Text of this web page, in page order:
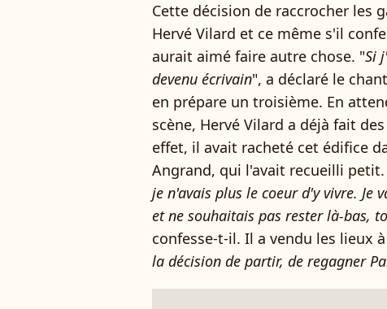
Cette décision de raccrocher les
Hervé Vilard et ce même s'il
aurait aimé faire autre chose. "Si
devenu écrivain", a déclaré le
en prépare un troisième. En
scène, Hervé Vilard a déjà fait
effet, il avait racheté cet édifice
Angrand, qui l'avait recueilli
je n'avais plus le coeur d'y vivre. Je
et ne souhaitais pas rester là-bas,
confesse-t-il. Il a vendu les lieux
la décision de partir, de regagner